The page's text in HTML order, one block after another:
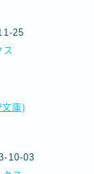
25
文庫)
10-03